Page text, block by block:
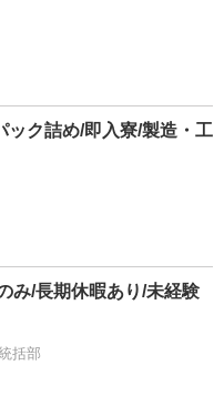
ック詰め/即入寮/製造・工
み/長期休暇あり/未経験
括部